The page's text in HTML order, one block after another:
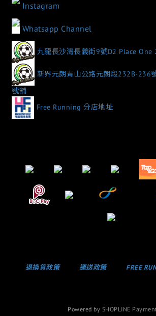
Instagram
Whatsapp Channel
九龍長沙灣長義街9號D2 Place
新界元朗青山公路元朗段232B-236
號舖
Free Running 分店地址
退換貨政策 運送政策 FREE
Powered by SHOPLINE